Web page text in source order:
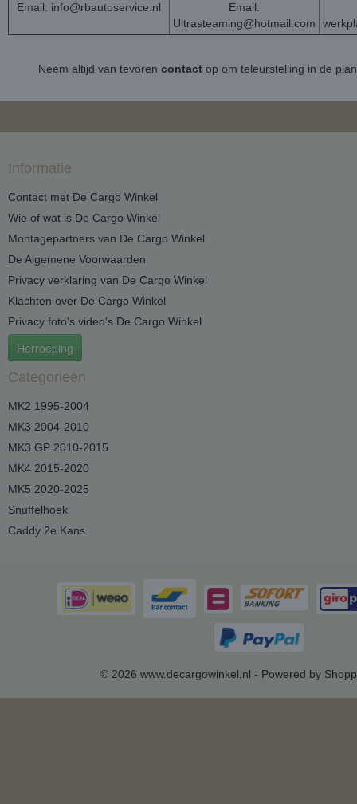
Email: info@rbautoservice.nl
Email:
Ultrasteaming@hotmail.com
Neem altijd van tevoren contactop om teleurstelling in de
Informatie
Contact met De Cargo Winkel
Wie of wat is De Cargo Winkel
Montagepartners van De Cargo Winkel
De Algemene Voorwaarden
Privacy verklaring van De Cargo Winkel
Klachten over De Cargo Winkel
Privacy foto's video's De Cargo Winkel
Herroeping
Categorieën
MK2 1995-2004
MK3 2004-2010
MK3 GP 2010-2015
MK4 2015-2020
MK5 2020-2025
Snuffelhoek
Caddy 2e Kans
© 2026 www.decargowinkel.nl - Powered by